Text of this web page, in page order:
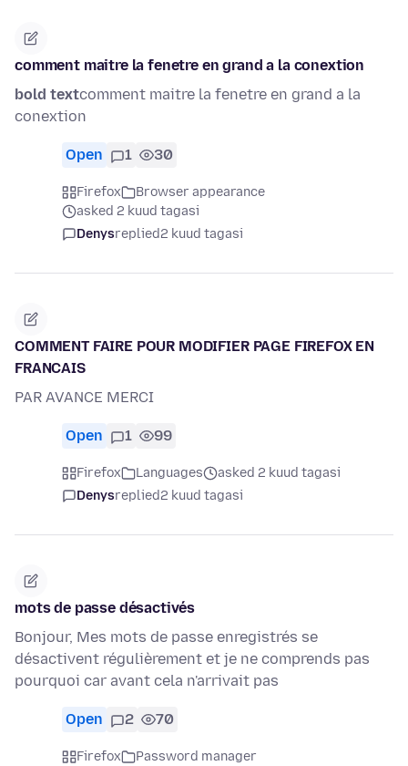
comment maitre la fenetre en grand a la conextion
bold textcomment maitre la fenetre en grand a la
conextion
Open 1 30
Firefox
Browser appearance
asked 2 kuud tagasi
Denysreplied2 kuud tagasi
COMMENT FAIRE POUR MODIFIER PAGE FIREFOX EN
FRANCAIS
PAR AVANCE MERCI
Open 1 99
Firefox Languages
asked 2 kuud tagasi
Denysreplied2 kuud tagasi
mots de passe désactivés
Bonjour, Mes mots de passe enregistrés se
désactivent régulièrement et je ne comprends pas
pourquoi car avant cela n'arrivait pas
Open 2 70
Firefox
Password manager